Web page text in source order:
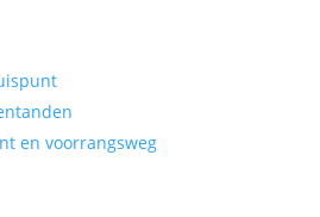
en voorrangsweg